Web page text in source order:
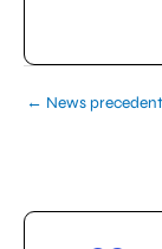
← News